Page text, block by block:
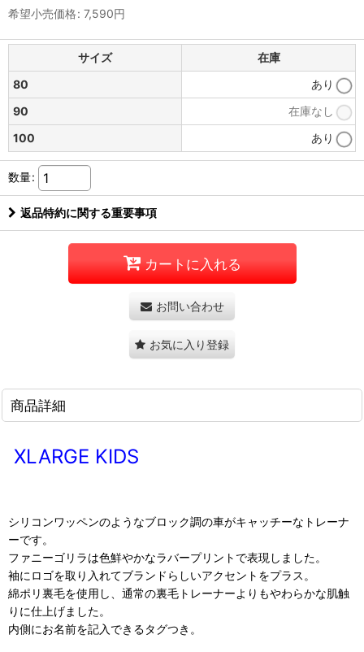
希望小売価格: 7,590円
サイズ
在庫
80
あり
90
在庫なし
100
あり
数量:
返品特約に関する重要事項
カートに入れる
お問い合わせ
お気に入り登録
商品詳細
XLARGE KIDS
シリコンワッペンのようなブロック調の車がキャッチーなトレーナ
ーです。
ファニーゴリラは色鮮やかなラバープリントで表現しました。
袖にロゴを取り入れてブランドらしいアクセントをプラス。
綿ポリ裏毛を使用し、通常の裏毛トレーナーよりもやわらかな肌触
りに仕上げました。
内側にお名前を記入できるタグつき。